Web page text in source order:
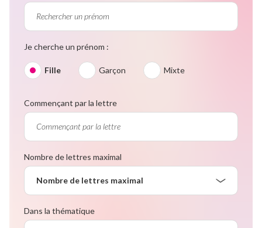
Je cherche un prénom :
Fille Garçon Mixte
Commençant par la lettre
Nombre de lettres maximal
Nombre de lettres maximal
Dans la thématique